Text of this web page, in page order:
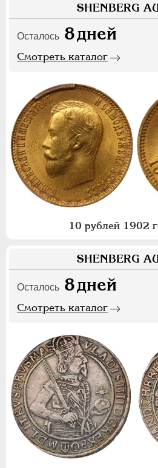
SHENBERG
Осталось 8дней
Смотреть каталог
10 рублей 1902
SHENBERG
Осталось 8дней
Смотреть каталог